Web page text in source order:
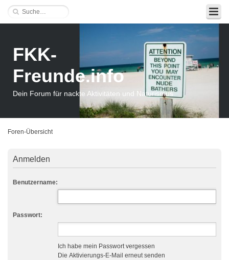
FKK-
Freunde.info
Dein Forum für nackte Aktivitäten und Naturismus
Foren-Übersicht
Anmelden
Benutzername:
Passwort:
Ich habe mein Passwort vergessen
Die Aktivierungs-E-Mail erneut senden